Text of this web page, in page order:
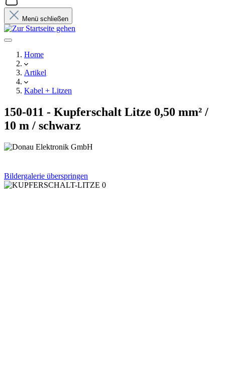
Menü schließen
Home
Artikel
Kabel + Litzen
150-011 - Kupferschalt Litze 0,50 mm² /
10 m / schwarz
Bildergalerie überspringen